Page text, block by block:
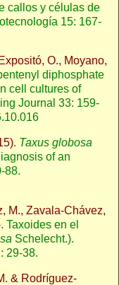
callos y células de
15: 167-
O., Moyano,
diphosphate
cell cultures of
Journal 33: 159-
. Taxus globosa
of an
88.
M., Zavala-Chávez,
. Taxoides en el
Schelecht.).
29-38.
& Rodríguez-